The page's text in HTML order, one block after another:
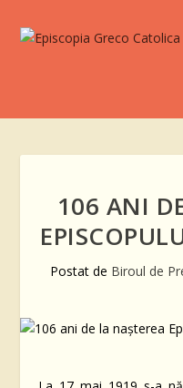
106 ANI
Postat de Biroul de